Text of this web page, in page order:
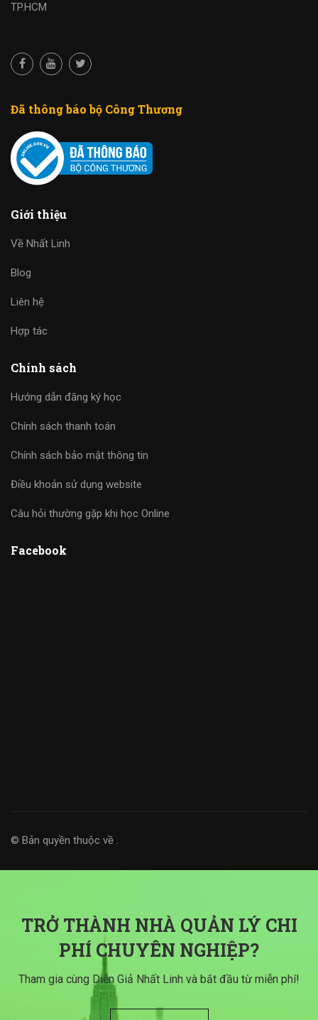
TP.HCM
Đã thông báo bộ Công Thương
Giới thiệu
Về Nhất Linh
Blog
Liên hệ
Hợp tác
Chính sách
Hướng dẫn đăng ký học
Chính sách thanh toán
Chính sách bảo mật thông tin
Điều khoản sử dụng website
Câu hỏi thường gặp khi học Online
Facebook
© Bản quyền thuộc về .
TRỞ THÀNH NHÀ QUẢN LÝ CHI
PHÍ CHUYÊN NGHIỆP?
Tham gia cùng Diễn Giả Nhất Linh và bắt đầu từ miễn phí!